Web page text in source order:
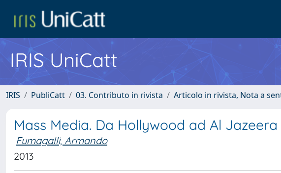
IRIS UniCatt
IRIS PubliCatt 03. Contributo in rivista Articolo in rivista, Nota a
Mass Media. Da Hollywood ad Al Jazeera
Fumagalli, Armando
2013